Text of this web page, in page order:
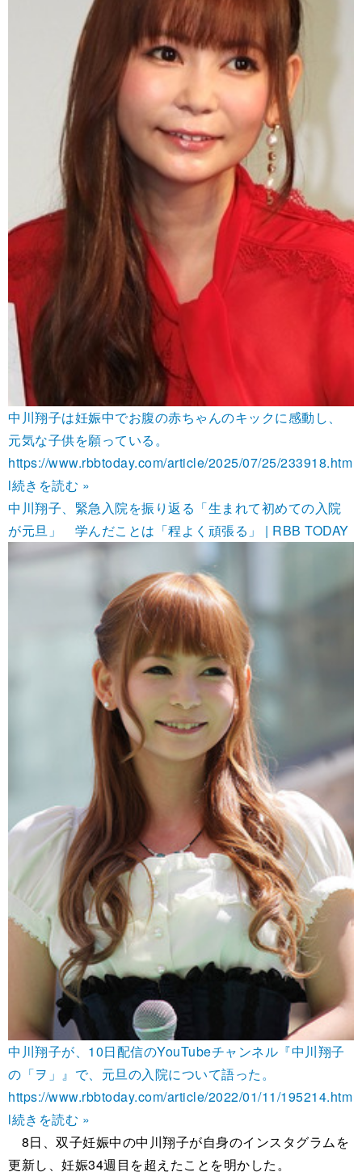
中川翔子は妊娠中でお腹の赤ちゃんのキックに感動し、
元気な子供を願っている。
https://www.rbbtoday.com/article/2025/07/25/233918.htm
l続きを読む »
中川翔子、緊急入院を振り返る「生まれて初めての入院
が元旦」 学んだことは「程よく頑張る」 | RBB TODAY
中川翔子が、10日配信のYouTubeチャンネル『中川翔子
の「ヲ」』で、元旦の入院について語った。
https://www.rbbtoday.com/article/2022/01/11/195214.htm
l続きを読む »
8日、双子妊娠中の中川翔子が自身のインスタグラムを
更新し、妊娠34週目を超えたことを明かした。